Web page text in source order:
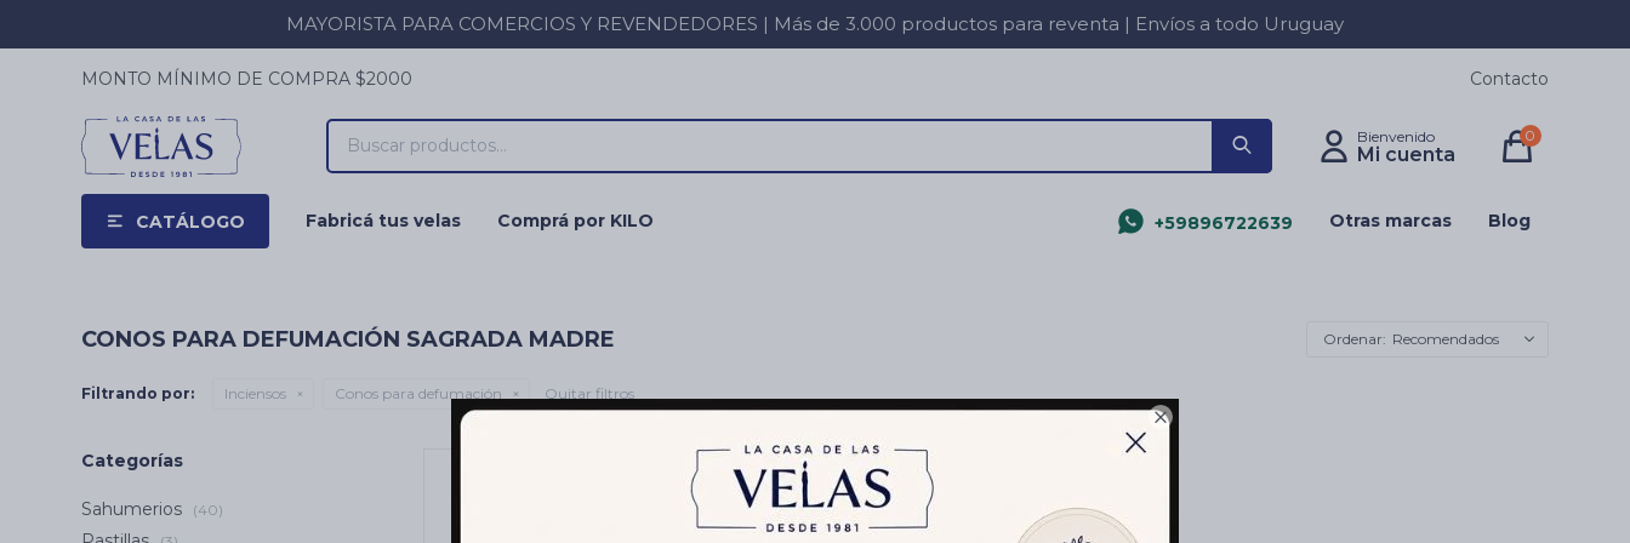

MAYORISTA PARA COMERCIOS Y REVENDEDORES | Más de 3.000 productos para reventa | Envíos a todo Uruguay
CATÁLOGO Fabricá tus velas Comprá por KILO +59896722639 Otras marcas Blog
0
MONTO MÍNIMO DE COMPRA $2000 Contacto
CONOS PARA DEFUMACIÓN SAGRADA MADRE Recomendados
Filtrando por: Inciensos Conos para defumación Quitar filtros
Categorías
Sahumerios (40)